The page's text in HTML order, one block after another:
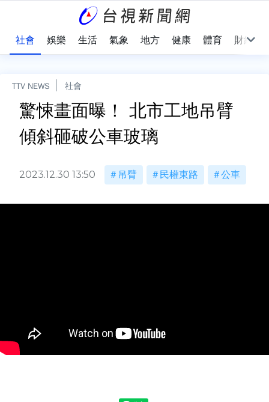
社會 娛樂 生活 氣象 地方 健康 體育 財經
TTV NEWS 社會
驚悚畫面曝！ 北市工地吊臂
傾斜砸破公車玻璃
2023.12.30 13:50 吊臂 民權東路 公車